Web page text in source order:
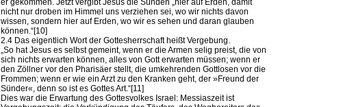
er gekommen. Jetzt vergibt Jesus die Sünden „hier auf Erden, damit
nicht nur droben im Himmel uns verziehen sei, wo wir nichts davon
wissen, sondern hier auf Erden, wo wir es sehen und daran glauben
können.“[10]
2.4 Das eigentlich Wort der Gottesherrschaft heißt Vergebung.
„So hat Jesus es selbst gemeint, wenn er die Armen selig preist, die von
sich nichts erwarten können, alles von Gott erwarten müssen; wenn er
den Zöllner vor den Pharisäer stellt, die umkehrenden Gottlosen vor die
Frommen; wenn er wie ein Arzt zu den Kranken geht, der »Freund der
Sünder«, denn so ist es Gottes Art.“[11]
Dies war die Erwartung des Gottesvolkes Israel: Messiaszeit ist